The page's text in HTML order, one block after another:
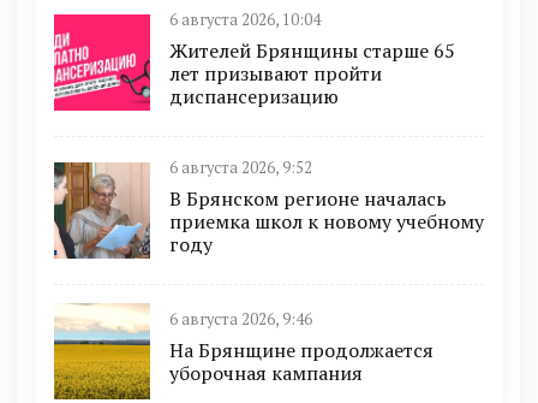
6 августа 2026, 10:04
Жителей Брянщины старше 65
лет призывают пройти
диспансеризацию
6 августа 2026, 9:52
В Брянском регионе началась
приемка школ к новому учебному
году
6 августа 2026, 9:46
На Брянщине продолжается
уборочная кампания